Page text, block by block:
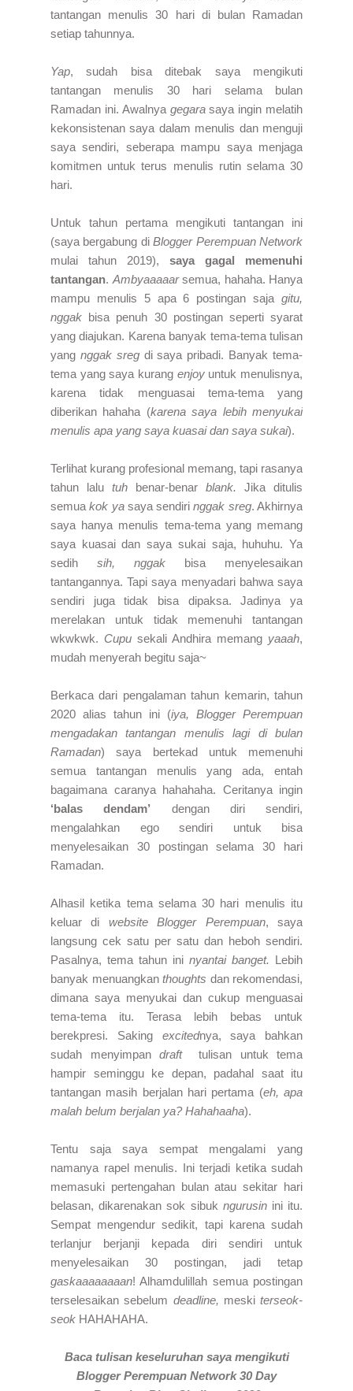
tantangan menulis 30 hari di bulan Ramadan
setiap tahunnya.
Yap, sudah bisa ditebak saya mengikuti
tantangan menulis 30 hari selama bulan
Ramadan ini. Awalnya gegarasaya ingin melatih
kekonsistenan saya dalam menulis dan menguji
saya sendiri, seberapa mampu saya menjaga
komitmen untuk terus menulis rutin selama 30
hari.
Untuk tahun pertama mengikuti tantangan ini
(saya bergabung diBlogger Perempuan Network
mulai tahun 2019), saya gagal
memenuhi
tantangan.Ambyaaaaarsemua, hahaha. Hanya
mampu menulis 5 apa 6 postingan saja gitu,
nggak bisa penuh 30 postingan seperti syarat
yang diajukan. Karena banyak tema-tema tulisan
yang nggak sreg di saya pribadi. Banyak tema-
tema yang saya kurang enjoy untuk menulisnya,
karena tidak menguasai tema-tema yang
diberikan hahaha (karena saya lebih menyukai
menulis apa yang saya kuasai dan saya sukai).
Terlihat kurang profesional memang, tapi rasanya
tahun lalu tuh benar-benar blank. Jika ditulis
semuakok ya saya sendiringgak sreg. Akhirnya
saya hanya menulis tema-tema yang memang
saya kuasai dan saya sukai saja, huhuhu. Ya
sedih sih, nggak
bisa menyelesaikan
tantangannya. Tapi saya menyadari bahwa saya
sendiri juga tidak bisa dipaksa. Jadinya ya
merelakan untuk tidak memenuhi tantangan
wkwkwk. Cupu sekali Andhira memang yaaah,
mudah menyerah begitu saja~
Berkaca dari pengalaman tahun kemarin, tahun
2020 alias tahun ini (iya, Blogger Perempuan
mengadakan tantangan menulis lagi di bulan
Ramadan) saya bertekad untuk memenuhi
semua tantangan menulis yang ada, entah
bagaimana caranya hahahaha. Ceritanya ingin
‘balas dendam’ dengan diri sendiri,
mengalahkan ego sendiri untuk bisa
menyelesaikan 30 postingan selama 30 hari
Ramadan.
Alhasil ketika tema selama 30 hari menulis itu
keluar di website Blogger Perempuan, saya
langsung cek satu per satu dan heboh sendiri.
Pasalnya, tema tahun ini nyantai banget. Lebih
banyak menuangkan thoughts dan rekomendasi,
dimana saya menyukai dan cukup menguasai
tema-tema itu. Terasa lebih bebas untuk
berekpresi. Saking excitednya, saya bahkan
sudah menyimpan drafttulisan untuk tema
hampir seminggu ke depan, padahal saat itu
tantangan masih berjalan hari pertama (eh, apa
malah belum berjalan ya? Hahahaaha).
Tentu saja saya sempat mengalami yang
namanya rapel menulis. Ini terjadi ketika sudah
memasuki pertengahan bulan atau sekitar hari
belasan, dikarenakan sok sibuk ngurusin ini itu.
Sempat mengendur sedikit, tapi karena sudah
terlanjur berjanji kepada diri sendiri untuk
menyelesaikan 30 postingan, jadi tetap
gaskaaaaaaaan! Alhamdulillah semua postingan
terselesaikan sebelum deadline, meski terseok-
seok HAHAHAHA.
Baca tulisan keseluruhan saya mengikuti
Blogger Perempuan Network 30 Day